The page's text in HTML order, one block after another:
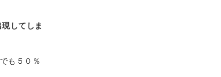
してしま
も５０％